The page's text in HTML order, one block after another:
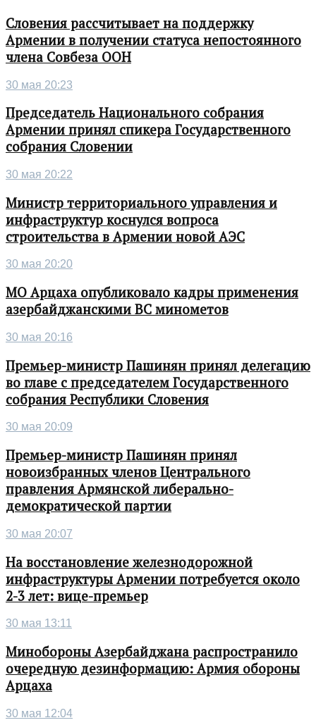
Словения рассчитывает на поддержку
Армении в получении статуса непостоянного
члена Совбеза ООН
30 мая 20:23
Председатель Национального собрания
Армении принял спикера Государственного
собрания Словении
30 мая 20:22
Министр территориального управления и
инфраструктур коснулся вопроса
строительства в Армении новой АЭС
30 мая 20:20
МО Арцаха опубликовало кадры применения
азербайджанскими ВС минометов
30 мая 20:16
Премьер-министр Пашинян принял делегацию
во главе с председателем Государственного
собрания Республики Словения
30 мая 20:09
Премьер-министр Пашинян принял
новоизбранных членов Центрального
правления Армянской либерально-
демократической партии
30 мая 20:07
На восстановление железнодорожной
инфраструктуры Армении потребуется около
2-3 лет: вице-премьер
30 мая 13:11
Минобороны Азербайджана распространило
очередную дезинформацию: Армия обороны
Арцаха
30 мая 12:04